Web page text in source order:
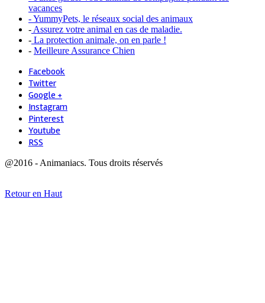
vacances
- YummyPets, le réseaux social des animaux
- Assurez votre animal en cas de maladie.
- La protection animale, on en parle !
- Meilleure Assurance Chien
Facebook
Twitter
Google +
Instagram
Pinterest
Youtube
RSS
@2016 - Animaniacs. Tous droits réservés
Retour en Haut